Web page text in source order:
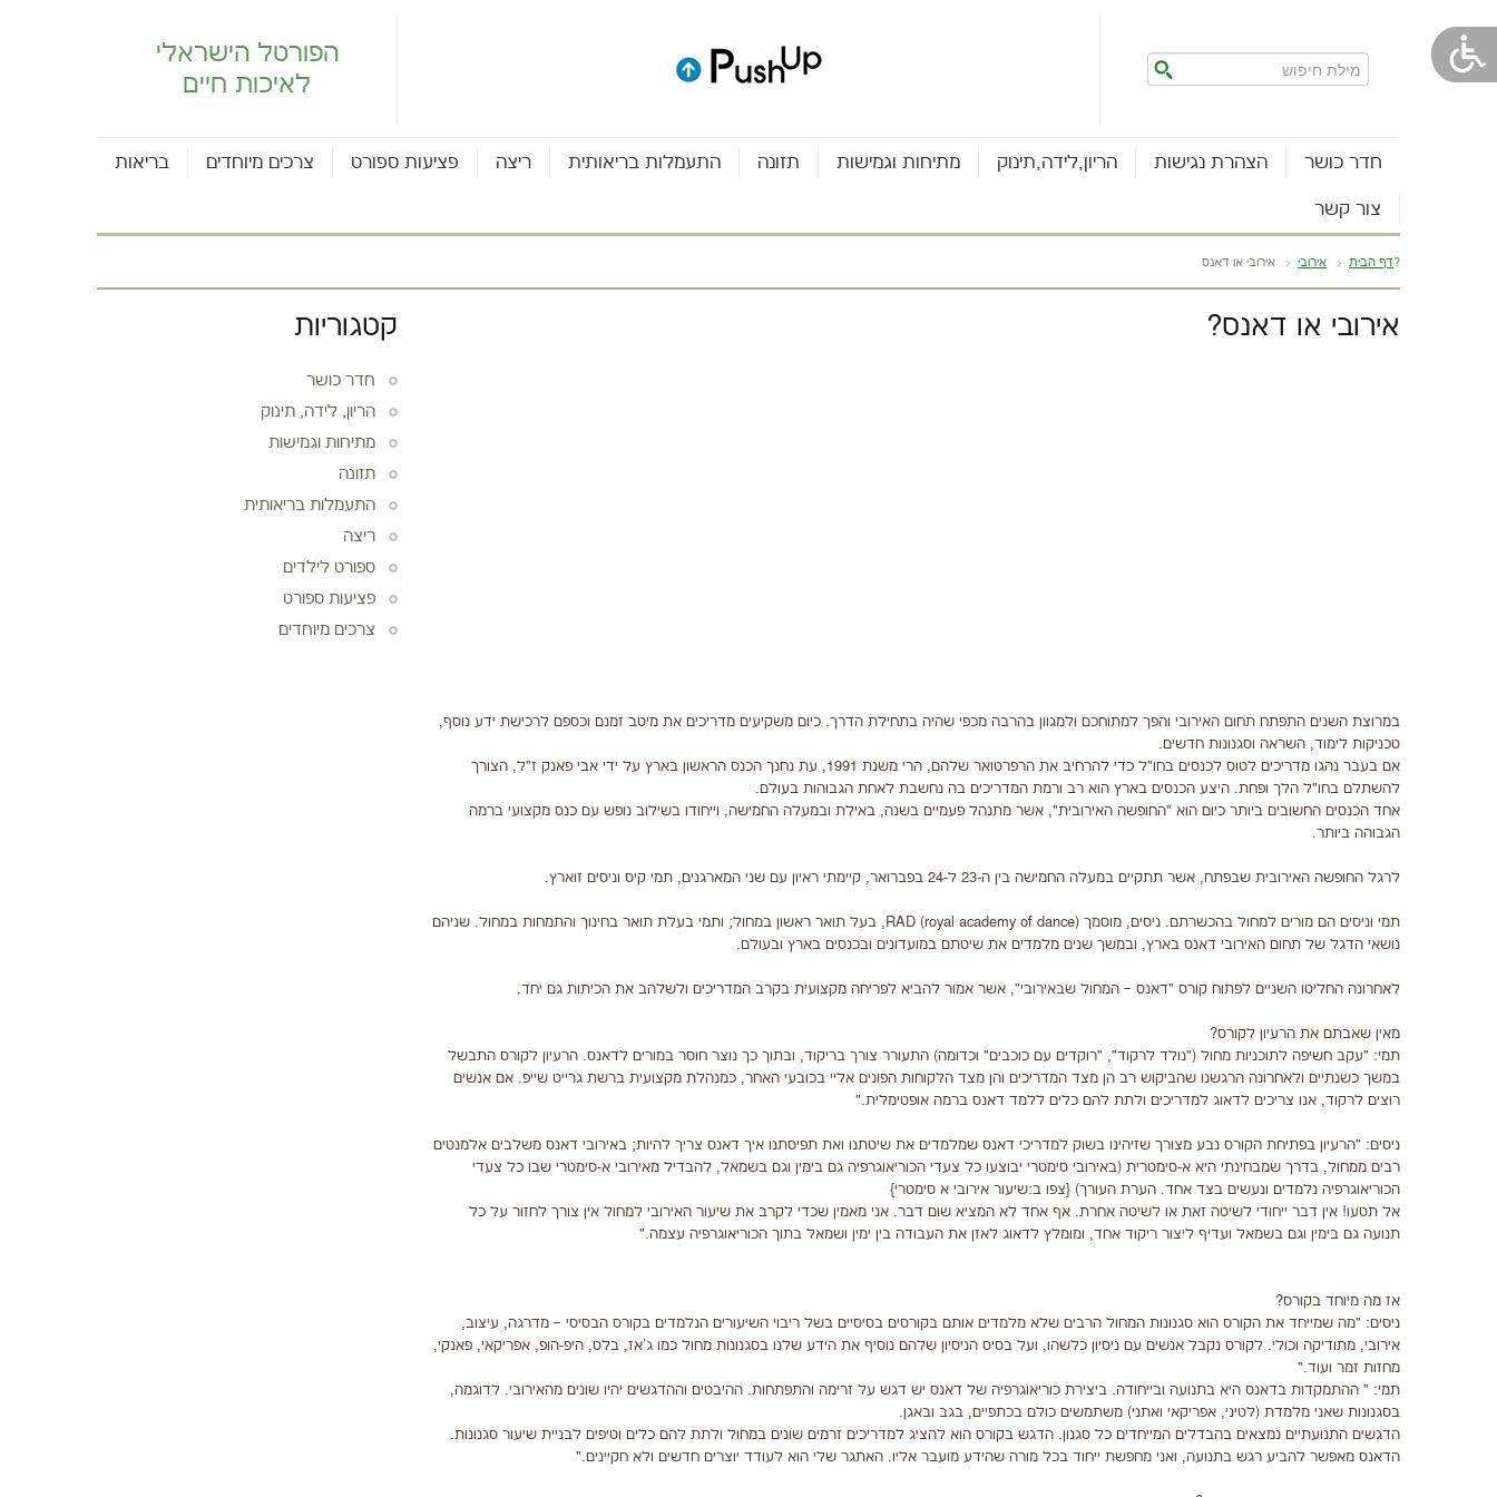
הפורטל הישראלי
לאיכות חיים
חדר כושר הצהרת נגישות הריון,לידה,תינוק מתיחות וגמישות תזונה התעמלות בריאותית ריצה פציעות ספורט צרכים מיוחדים בריאות
צור קשר
דף הבית אירובי אירובי או דאנס?
אירובי או דאנס?
במרוצת השנים התפתח תחום האירובי והפך למתוחכם ולמגוון בהרבה מכפי שהיה בתחילת הדרך. כיום משקיעים מדריכים את מיטב זמנם וכספם לרכישת ידע נוסף,
טכניקות לימוד, השראה וסגנונות חדשים.
אם בעבר נהגו מדריכים לטוס לכנסים בחו"ל כדי להרחיב את הרפרטואר שלהם, הרי משנת 1991, עת נחנך הכנס הראשון בארץ על ידי אבי פאנק ז"ל, הצורך
להשתלם בחו"ל הלך ופחת. היצע הכנסים בארץ הוא רב ורמת המדריכים בה נחשבת לאחת הגבוהות בעולם.
אחד הכנסים החשובים ביותר כיום הוא "החופשה האירובית", אשר מתנהל פעמיים בשנה, באילת ובמעלה החמישה, וייחודו בשילוב נופש עם כנס מקצועי ברמה
הגבוהה ביותר.
לרגל החופשה האירובית שבפתח, אשר תתקיים במעלה החמישה בין ה-23 ל-24 בפברואר, קיימתי ראיון עם שני המארגנים, תמי קיס וניסים זוארץ.
תמי וניסים הם מורים למחול בהכשרתם. ניסים, מוסמך RAD (royal academy of dance), בעל תואר ראשון במחול; ותמי בעלת תואר בחינוך והתמחות במחול. שניהם
נושאי הדגל של תחום האירובי דאנס בארץ, ובמשך שנים מלמדים את שיטתם במועדונים ובכנסים בארץ ובעולם.
לאחרונה החליטו השניים לפתוח קורס "דאנס – המחול שבאירובי", אשר אמור להביא לפריחה מקצועית בקרב המדריכים ולשלהב את הכיתות גם יחד.
מאין שאבתם את הרעיון לקורס?
תמי: "עקב חשיפה לתוכניות מחול ("נולד לרקוד", "רוקדים עם כוכבים" וכדומה) התעורר צורך בריקוד, ובתוך כך נוצר חוסר במורים לדאנס. הרעיון לקורס התבשל
במשך כשנתיים ולאחרונה הרגשנו שהביקוש רב הן מצד המדריכים והן מצד הלקוחות הפונים אליי בכובעי האחר, כמנהלת מקצועית ברשת גרייט שייפ. אם אנשים
רוצים לרקוד, אנו צריכים לדאוג למדריכים ולתת להם כלים ללמד דאנס ברמה אופטימלית."
ניסים: "הרעיון בפתיחת הקורס נבע מצורך שזיהינו בשוק למדריכי דאנס שמלמדים את שיטתנו ואת תפיסתנו איך דאנס צריך להיות; באירובי דאנס משלבים אלמנטים
רבים ממחול, בדרך שמבחינתי היא א-סימטרית (באירובי סימטרי יבוצעו כל צעדי הכוריאוגרפיה גם בימין וגם בשמאל, להבדיל מאירובי א-סימטרי שבו כל צעדי
הכוריאוגרפיה נלמדים ונעשים בצד אחד. הערת העורך) {צפו ב:שיעור אירובי א סימטרי}
אל תטעו! אין דבר ייחודי לשיטה זאת או לשיטה אחרת. אף אחד לא המציא שום דבר. אני מאמין שכדי לקרב את שיעור האירובי למחול אין צורך לחזור על כל
תנועה גם בימין וגם בשמאל ועדיף ליצור ריקוד אחד, ומומלץ לדאוג לאזן את העבודה בין ימין ושמאל בתוך הכוריאוגרפיה עצמה."
אז מה מיוחד בקורס?
ניסים: "מה שמייחד את הקורס הוא סגנונות המחול הרבים שלא מלמדים אותם בקורסים בסיסיים בשל ריבוי השיעורים הנלמדים בקורס הבסיסי – מדרגה, עיצוב,
אירובי, מתודיקה וכולי. לקורס נקבל אנשים עם ניסיון כלשהו, ועל בסיס הניסיון שלהם נוסיף את הידע שלנו בסגנונות מחול כמו ג'אז, בלט, היפ-הופ, אפריקאי, פאנקי,
מחזות זמר ועוד."
תמי: " ההתמקדות בדאנס היא בתנועה ובייחודה. ביצירת כוריאוגרפיה של דאנס יש דגש על זרימה והתפתחות. ההיבטים וההדגשים יהיו שונים מהאירובי. לדוגמה,
בסגנונות שאני מלמדת (לטיני, אפריקאי ואתני) משתמשים כולם בכתפיים, בגב ובאגן.
הדגשים התנועתיים נמצאים בהבדלים המייחדים כל סגנון. הדגש בקורס הוא להציג למדריכים זרמים שונים במחול ולתת להם כלים וטיפים לבניית שיעור סגנונות.
הדאנס מאפשר להביע רגש בתנועה, ואני מחפשת ייחוד בכל מורה שהידע מועבר אליו. האתגר שלי הוא לעודד יוצרים חדשים ולא חקיינים."
קטגוריות
חדר כושר
הריון, לידה, תינוק
מתיחות וגמישות
תזונה
התעמלות בריאותית
ריצה
ספורט לילדים
פציעות ספורט
צרכים מיוחדים